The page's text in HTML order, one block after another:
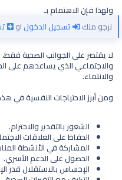
ولهذا فإن الاهتمام بـ
نرجو منك
تسجيل الدخولاو
لا يقتصر على الجوانب الصحية
والاجتماعي الذي يساعدهم على
والانتماء.
ومن أبرز الاحتياجات النفسية في
الشعور بالتقدير والاحترام.
الحفاظ على العلاقات
المشاركة في الأنشطة
الحصول على الدعم الأسري.
الإحساس بالاستقلال قدر